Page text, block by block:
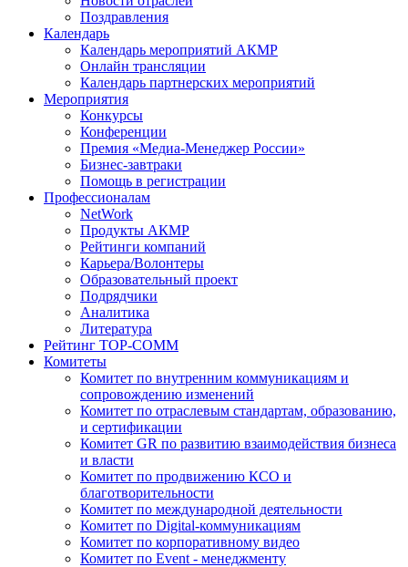
Поздравления
Календарь
Календарь мероприятий АКМР
Онлайн трансляции
Календарь партнерских мероприятий
Мероприятия
Конкурсы
Конференции
Премия «Медиа-Менеджер России»
Бизнес-завтраки
Помощь в регистрации
Профессионалам
NetWork
Продукты АКМР
Рейтинги компаний
Карьера/Волонтеры
Образовательный проект
Подрядчики
Аналитика
Литература
Рейтинг TOP-COMM
Комитеты
Комитет по внутренним коммуникациям и
сопровождению изменений
Комитет по отраслевым стандартам, образованию,
и сертификации
Комитет GR по развитию взаимодействия бизнеса
и власти
Комитет по продвижению КСО и
благотворительности
Комитет по международной деятельности
Комитет по Digital-коммуникациям
Комитет по корпоративному видео
Комитет по Event - менеджменту